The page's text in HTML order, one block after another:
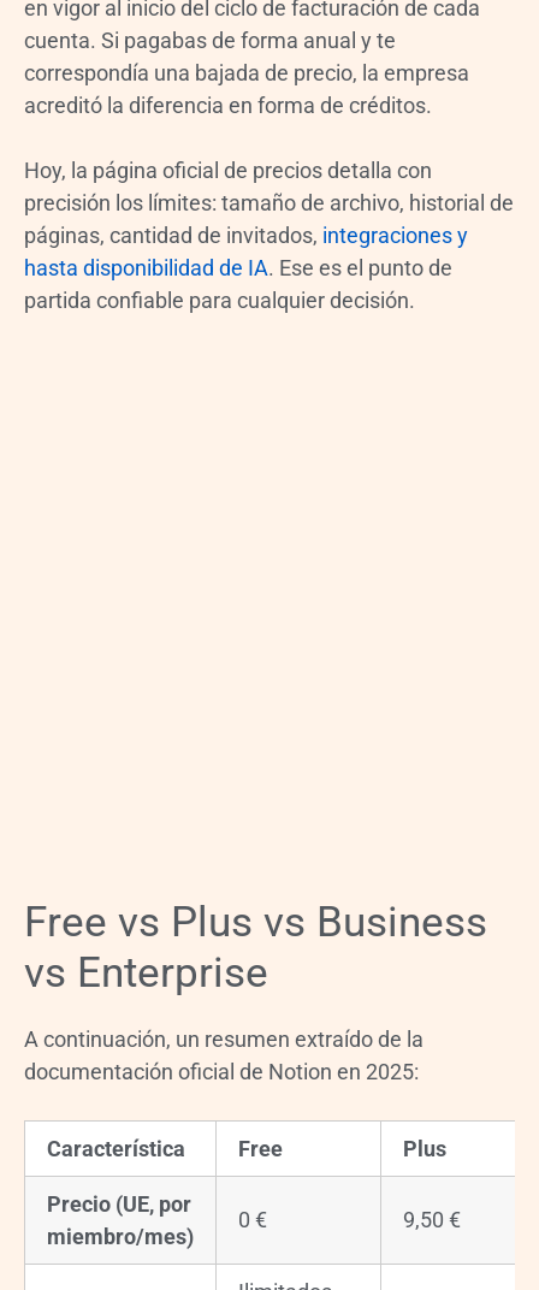
en vigor al inicio del ciclo de facturación de cada
cuenta. Si pagabas de forma anual y te
correspondía una bajada de precio, la empresa
acreditó la diferencia en forma de créditos.
Hoy, la página oficial de precios detalla con
precisión los límites: tamaño de archivo, historial de
páginas, cantidad de invitados, integraciones y
hasta disponibilidad de IA. Ese es el punto de
partida confiable para cualquier decisión.
Free vs Plus vs Business
vs Enterprise
A continuación, un resumen extraído de la
documentación oficial de Notion en 2025:
Característica Free Plus
Precio (UE, por
miembro/mes)
0 € 9,50 €